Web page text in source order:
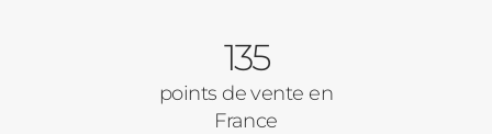
135
points de vente en
France